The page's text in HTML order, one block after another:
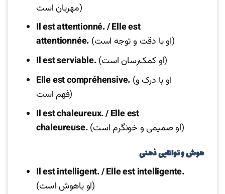
مهربان است)
Il est attentionné. / Elle est
attentionnée.
(او با دقت و توجه است)
Il est serviable.
(او کمک‌رسان است)
Elle est compréhensive. (او با درک و
فهم است)
Il est chaleureux. / Elle est
chaleureuse.
(او صمیمی و خونگرم است)
هوش و توانایی ذهنی
Il est intelligent. / Elle est intelligente.
(او باهوش است)